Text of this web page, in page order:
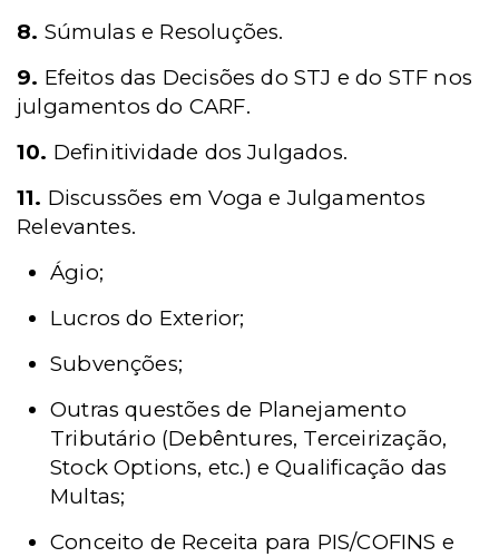
8. Súmulas e Resoluções.
9. Efeitos das Decisões do STJ e do STF nos
julgamentos do CARF.
10. Definitividade dos Julgados.
11. Discussões em Voga e Julgamentos
Relevantes.
Ágio;
Lucros do Exterior;
Subvenções;
Outras questões de Planejamento
Tributário (Debêntures, Terceirização,
Stock Options, etc.) e Qualificação das
Multas;
Conceito de Receita para PIS/COFINS e